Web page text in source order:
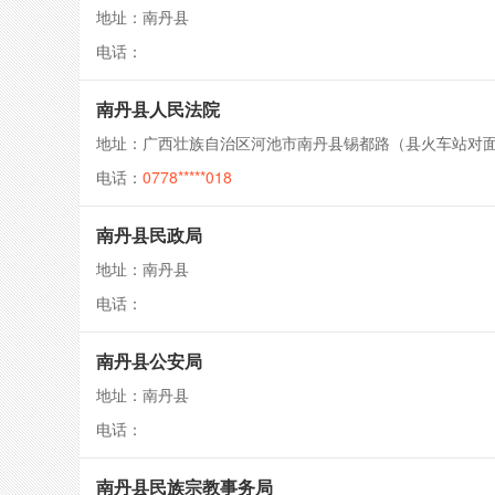
地址：南丹县
电话：
南丹县人民法院
地址：广西壮族自治区河池市南丹县锡都路（县火车站对
电话： 0778*****018
南丹县民政局
地址：南丹县
电话：
南丹县公安局
地址：南丹县
电话：
南丹县民族宗教事务局